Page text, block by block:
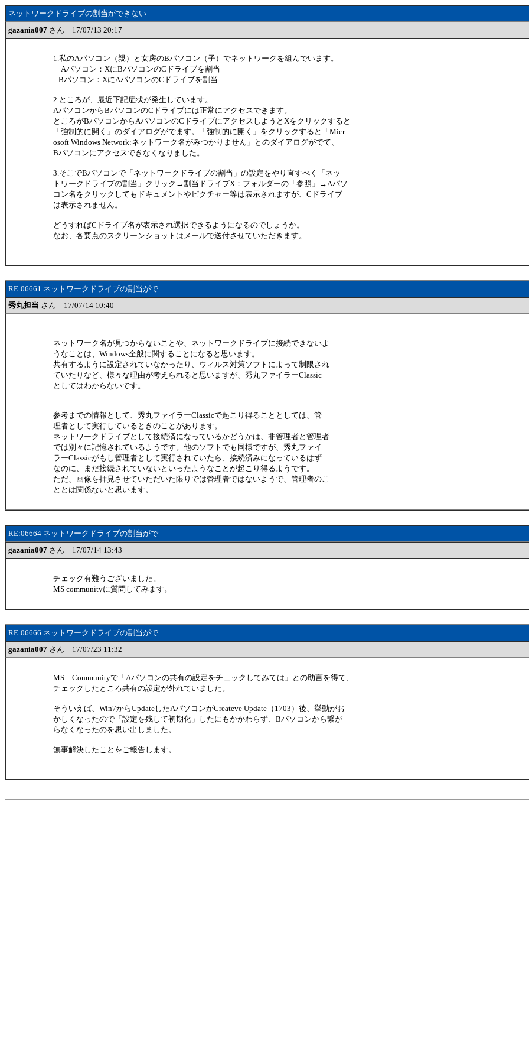
ネットワークドライブの割当ができない
gazania007 さん 17/07/13 20:17
1.私のAパソコン（親）と女房のBパソコン（子）でネットワークを組んでいます。
Aパソコン：XにBパソコンのCドライブを割当
Bパソコン：XにAパソコンのCドライブを割当
2.ところが、最近下記症状が発生しています。
AパソコンからBパソコンのCドライブには正常にアクセスできます。
ところがBパソコンからAパソコンのCドライブにアクセスしようとXをクリックすると
「強制的に開く」のダイアログがでます。「強制的に開く」をクリックすると「Micr
osoft Windows Network:ネットワーク名がみつかりません」とのダイアログがでて、
Bパソコンにアクセスできなくなりました。
3.そこでBパソコンで「ネットワークドライブの割当」の設定をやり直すべく「ネッ
トワークドライブの割当」クリック→割当ドライブX：フォルダーの「参照」→Aパソ
コン名をクリックしてもドキュメントやピクチャー等は表示されますが、Cドライブ
は表示されません。
どうすればCドライブ名が表示され選択できるようになるのでしょうか。
なお、各要点のスクリーンショットはメールで送付させていただきます。
RE:06661 ネットワークドライブの割当がで
秀丸担当 さん 17/07/14 10:40
ネットワーク名が見つからないことや、ネットワークドライブに接続できないよ
うなことは、Windows全般に関することになると思います。
共有するように設定されていなかったり、ウィルス対策ソフトによって制限され
ていたりなど、様々な理由が考えられると思いますが、秀丸ファイラーClassic
としてはわからないです。
参考までの情報として、秀丸ファイラーClassicで起こり得ることとしては、管
理者として実行しているときのことがあります。
ネットワークドライブとして接続済になっているかどうかは、非管理者と管理者
では別々に記憶されているようです。他のソフトでも同様ですが、秀丸ファイ
ラーClassicがもし管理者として実行されていたら、接続済みになっているはず
なのに、まだ接続されていないといったようなことが起こり得るようです。
ただ、画像を拝見させていただいた限りでは管理者ではないようで、管理者のこ
ととは関係ないと思います。
RE:06664 ネットワークドライブの割当がで
gazania007 さん 17/07/14 13:43
チェック有難うございました。
MS communityに質問してみます。
RE:06666 ネットワークドライブの割当がで
gazania007 さん 17/07/23 11:32
MS Communityで「Aパソコンの共有の設定をチェックしてみては」との助言を得て、
チェックしたところ共有の設定が外れていました。
そういえば、Win7からUpdateしたAパソコンがCreateve Update（1703）後、挙動がお
かしくなったので「設定を残して初期化」したにもかかわらず、Bパソコンから繋が
らなくなったのを思い出しました。
無事解決したことをご報告します。